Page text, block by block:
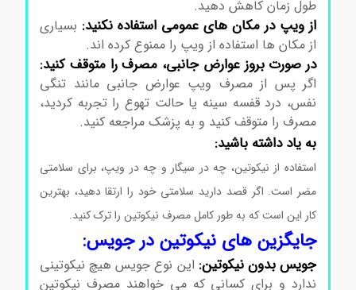
طول زمان کاهش دهید.
از ویپ در مکان های عمومی استفاده نکنید:بسیاری
از مکان ها استفاده از ویپ را ممنوع کرده اند.
در صورت بروز عوارض جانبی، مصرف را متوقف کنید:
اگر پس از مصرف ویپ عوارض جانبی مانند تنگی
نفس، درد قفسه سینه یا حالت تهوع را تجربه کردید،
مصرف را متوقف کنید و به پزشک مراجعه کنید.
به یاد داشته باشید:
استفاده از نیکوتین، چه در سیگار و چه در ویپ، برای سلامتی
مضر است. اگر قصد دارید سلامتی خود را ارتقا دهید، بهترین
کار این است که به طور کامل مصرف نیکوتین را ترک کنید.
جایگزین های نیکوتین در جویس:
جویس بدون نیکوتین:این نوع جویس هیچ نیکوتینی
ندارد و برای کسانی که می خواهند مصرف نیکوتین